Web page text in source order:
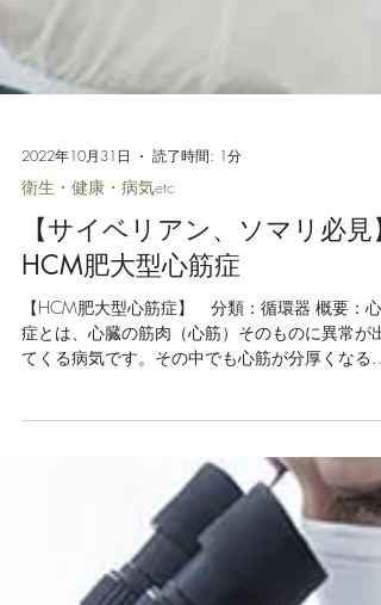
読了時間: 1分
衛生・健康・病気etc
【サイベリアン、ソマリ必見】